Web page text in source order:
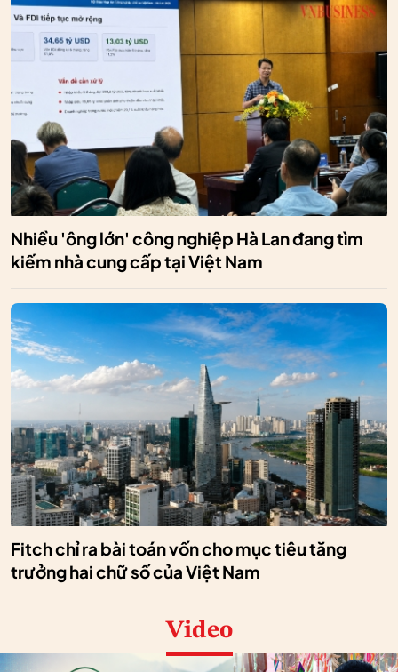
Nhiều 'ông lớn' công nghiệp Hà Lan đang tìm
kiếm nhà cung cấp tại Việt Nam
Fitch chỉ ra bài toán vốn cho mục tiêu tăng
trưởng hai chữ số của Việt Nam
Video